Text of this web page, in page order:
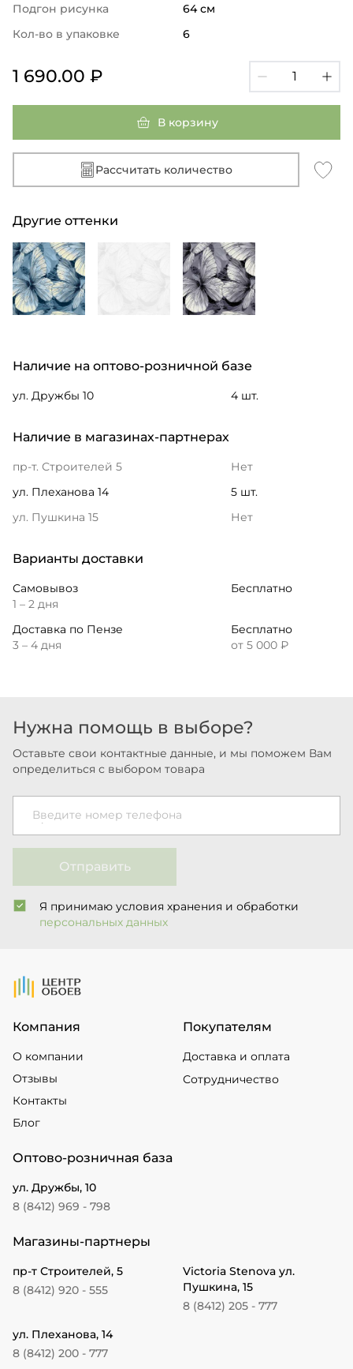
Подгон рисунка
64 см
Кол-во в упаковке
6
1 690.00 ₽
В корзину
Рассчитать количество
Другие оттенки
Наличие на оптово-розничной базе
ул. Дружбы 10 4 шт.
Наличие в магазинах-партнерах
пр-т. Строителей 5
Нет
ул. Плеханова 14
5 шт.
ул. Пушкина 15
Нет
Варианты доставки
Самовывоз
1 – 2 дня
Бесплатно
Доставка по Пензе
3 – 4 дня
Бесплатно
от 5 000 ₽
Нужна помощь в выборе?
Оставьте свои контактные данные, и мы поможем Вам
определиться с выбором товара
Введите номер телефона
Отправить
Я принимаю условия хранения и обработки
персональных данных
На Главную
Компания
О компании
Отзывы
Контакты
Блог
Покупателям
Доставка и оплата
Сотрудничество
Оптово-розничная база
ул. Дружбы, 10
8 (8412) 969 - 798
Магазины-партнеры
пр-т Строителей, 5
8 (8412) 920 - 555
Victoria Stenova ул.
Пушкина, 15
8 (8412) 205 - 777
ул. Плеханова, 14
8 (8412) 200 - 777